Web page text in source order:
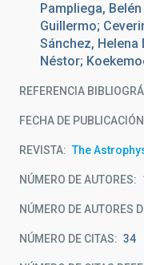
Pampliega,
Guillermo;
Sánchez,
Néstor;
REFERENCIA
FECHA DE
REVISTA The
NÚMERO DE AUTORES
NÚMERO DE AUTORES
NÚMERO DE CITAS 34